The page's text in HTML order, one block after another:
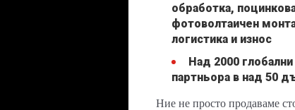
обработка,
фотоволтаичен
логистика и износ
Над 2000 глобални
партньора в над 50
Ние не просто продаваме